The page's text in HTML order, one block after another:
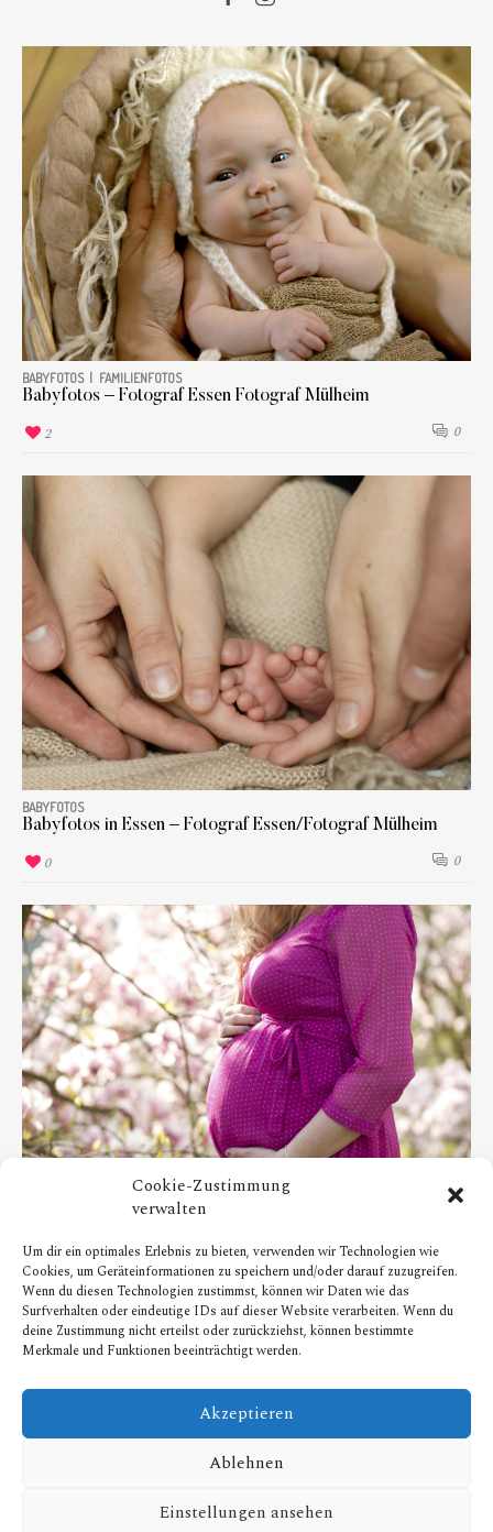
Cookie-Zustimmung
verwalten
Um dir ein optimales Erlebnis zu bieten, verwenden wir Technologien wie
Cookies, um Geräteinformationen zu speichern und/oder darauf zuzugreifen.
Wenn du diesen Technologien zustimmst, können wir Daten wie das
Surfverhalten oder eindeutige IDs auf dieser Website verarbeiten. Wenn du
deine Zustimmung nicht erteilst oder zurückziehst, können bestimmte
Merkmale und Funktionen beeinträchtigt werden.
Akzeptieren
Ablehnen
Einstellungen ansehen
BABYFOTOS FAMILIENFOTOS
Babyfotos – Fotograf Essen Fotograf Mülheim
2 0
BABYFOTOS
Babyfotos in Essen – Fotograf Essen/Fotograf Mülheim
0 0
Babybauch Fotoshooting – Magnolien – Fotograf Essen –
Fotograf Mülheim
1
Copyright 2021 Juna Photodesign. All rights